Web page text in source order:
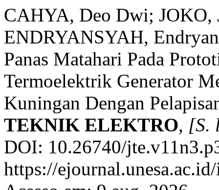
CAHYA, Deo Dwi; JOKO,
ENDRYANSYAH,
Panas Matahari Pada
Termoelektrik Generator
Kuningan Dengan
TEKNIK ELEKTRO, [S.
DOI: 10.26740/
https://